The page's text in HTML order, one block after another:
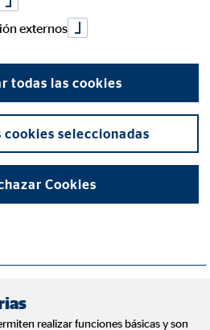
OVB en lo que llevas de
compañía?
fundamentales.
externos
todas las cookies
cookies seleccionadas
Cookies
realizar funciones básicas y son